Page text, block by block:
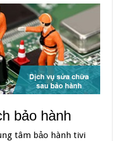
bảo hành
tâm bảo hành tivi